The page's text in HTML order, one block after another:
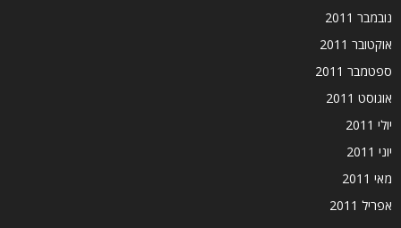
נובמבר 2011
אוקטובר 2011
ספטמבר 2011
אוגוסט 2011
יולי 2011
יוני 2011
מאי 2011
אפריל 2011